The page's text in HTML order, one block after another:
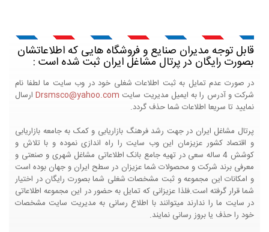
قابل توجه مدیران صنایع و فروشگاه هایی که اطلاعاتشان
بصورت رایگان در پرتال مشاغل ایران ثبت شده است :
در صورت عدم تمایل به ثبت اطلاعات شغلی خود در وب سایت ما لطفا نام
شرکت و آدرس را به ایمیل مدیریت سایت Drsmsco@yahoo.comارسال
نمایید تا سریعا اطلاعات شما حذف گردد.
پرتال مشاغل ایران در جهت رشد فرهنگ بازاریابی و کمک به جامعه بازاریابی
و اقتصاد کشور عزیزمان این وب سایت را راه اندازی نموده و با تلاش و
کوشش 4 ساله سعی در تهیه جامع بانک اطلاعاتی مشاغل شهری و صنعتی و
معرفی برند شرکت و محصولات شما عزیزان در سطح ایران و جهان بوده است
و امکانات این مجموعه و ثبت مشخصات شغلی شما بصورت رایگان در اختیار
شما قرار گرفته است.فلذا عزیزانی که تمایل به حضور در این مجموعه اطلاعاتی
در سایت ما را ندارند میتوانند با اطلاع رسانی به مدیریت سایت مشخصات
خود را حذف یا بروز رسانی نمایند.